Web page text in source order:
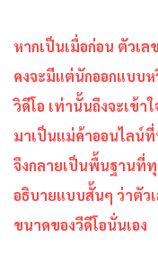
หากเป็นเมื่อก่อน ตัวเ
คงจะมีแต่นักออกแบบ
วิดีโอ เท่านั้นถึงจะเข้
มาเป็นแม่ค้าออนไลน์ที่
จึงกลายเป็นพื้นฐานที่ทุ
อธิบายแบบสั้นๆ ว่าตัว
ขนาดของวีดีโอนั่นเอง